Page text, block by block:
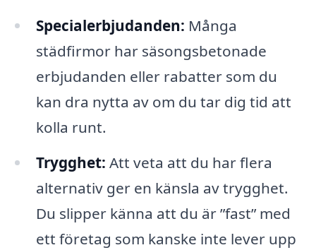
Specialerbjudanden: Många
städfirmor har säsongsbetonade
erbjudanden eller rabatter som du
kan dra nytta av om du tar dig tid att
kolla runt.
Trygghet: Att veta att du har flera
alternativ ger en känsla av trygghet.
Du slipper känna att du är ”fast” med
ett företag som kanske inte lever upp